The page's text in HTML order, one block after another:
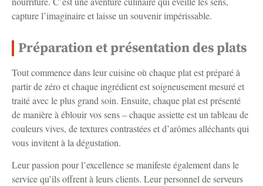
capture l’imaginaire et laisse un souvenir impérissable.
Préparation et présentation des plats
Tout commence dans leur cuisine où chaque plat est préparé à
partir de zéro et chaque ingrédient est soigneusement mesuré et
traité avec le plus grand soin. Ensuite, chaque plat est présenté
de manière à éblouir vos sens – chaque assiette est un tableau de
couleurs vives, de textures contrastées et d’arômes alléchants qui
vous invitent à la dégustation.
Leur passion pour l’excellence se manifeste également dans le
service qu’ils offrent à leurs clients. Leur personnel de serveurs